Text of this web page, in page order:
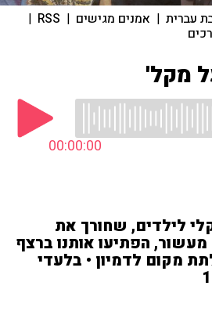
עברית | אמנים מגישים |
RSS
|
מקל'
00:00:00
לילדים, שחורך את
הפתיעו אותנו ברצף
מקום לדמיון • בלעדי